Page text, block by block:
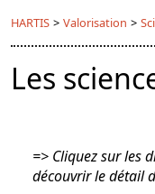
HARTIS > Valorisation >
Les
=> Cliquez sur les
découvrir le détail